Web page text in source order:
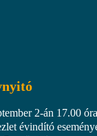
2-án 17.00
évindító